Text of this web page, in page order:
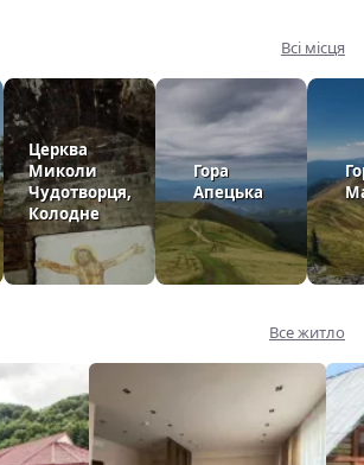
Всі місця
Церква
Миколи
Чудотворця,
Колодне
Гора
Апецька
Все житло